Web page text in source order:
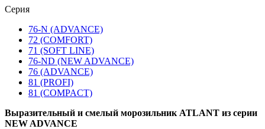
Серия
76-N (ADVANCE)
72 (COMFORT)
71 (SOFT LINE)
76-ND (NEW ADVANCE)
76 (ADVANCE)
81 (PROFI)
81 (COMPACT)
Выразительный и смелый морозильник ATLANT из серии
NEW ADVANCE